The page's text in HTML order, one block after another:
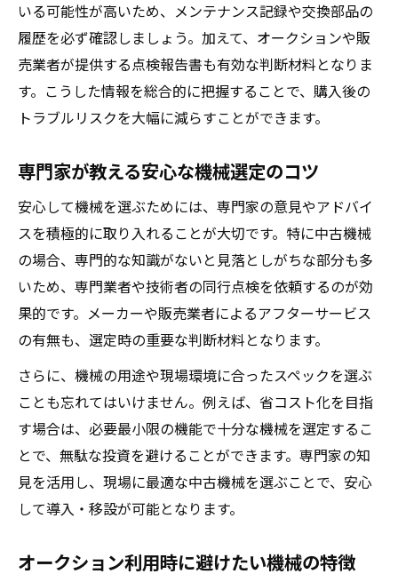
いる可能性が高いため、メンテナンス記録や交換部品の
履歴を必ず確認しましょう。加えて、オークションや販
売業者が提供する点検報告書も有効な判断材料となりま
す。こうした情報を総合的に把握することで、購入後の
トラブルリスクを大幅に減らすことができます。
専門家が教える安心な機械選定のコツ
安心して機械を選ぶためには、専門家の意見やアドバイ
スを積極的に取り入れることが大切です。特に中古機械
の場合、専門的な知識がないと見落としがちな部分も多
いため、専門業者や技術者の同行点検を依頼するのが効
果的です。メーカーや販売業者によるアフターサービス
の有無も、選定時の重要な判断材料となります。
さらに、機械の用途や現場環境に合ったスペックを選ぶ
ことも忘れてはいけません。例えば、省コスト化を目指
す場合は、必要最小限の機能で十分な機械を選定するこ
とで、無駄な投資を避けることができます。専門家の知
見を活用し、現場に最適な中古機械を選ぶことで、安心
して導入・移設が可能となります。
オークション利用時に避けたい機械の特徴